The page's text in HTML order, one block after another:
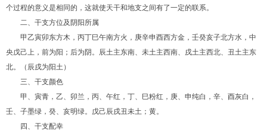
个过程的意义是相同的，这就使天干和地支之间有了一定的联系。
二、干支方位及阴阳所属
甲乙寅卯东方木，丙丁巳午南方火，庚辛申酉西方金，壬癸亥子北方水，中
央戊己上，前为阳；后为阴。辰土主东南、未土主西南、戌土主西北、丑土主东
北。（辰戌为阳土）
三、干支颜色
甲、寅青，乙、卯兰，丙、午红，丁、巳粉红，庚、申纯白，辛、酉灰白，
壬、子墨绿，癸、亥明绿。戊己辰戌丑未土；黄。
四、干支配幸